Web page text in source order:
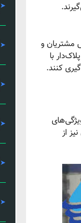
به سفارش مشتریان و
پلاک‌دار با
کنند.
از